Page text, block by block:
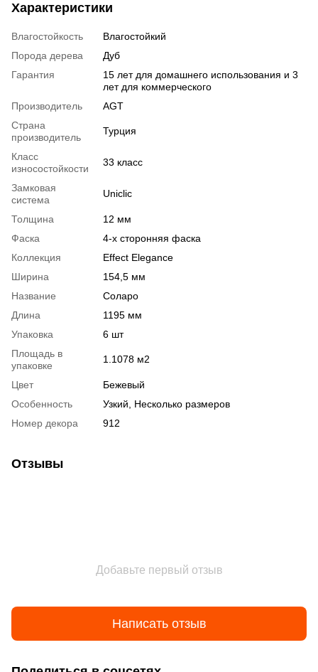
Характеристики
Влагостойкость
Влагостойкий
Порода дерева
Дуб
Гарантия
15 лет для домашнего использования и 3
лет для коммерческого
Производитель
AGT
Страна
производитель
Турция
Класс
износостойкости
33 класс
Замковая
система
Uniclic
Толщина
12 мм
Фаска
4-х сторонняя фаска
Коллекция
Effect Elegance
Ширина
154,5 мм
Название
Соларо
Длина
1195 мм
Упаковка
6 шт
Площадь в
упаковке
1.1078 м2
Цвет
Бежевый
Особенность
Узкий, Несколько размеров
Номер декора
912
Отзывы
Добавьте первый отзыв
Написать отзыв